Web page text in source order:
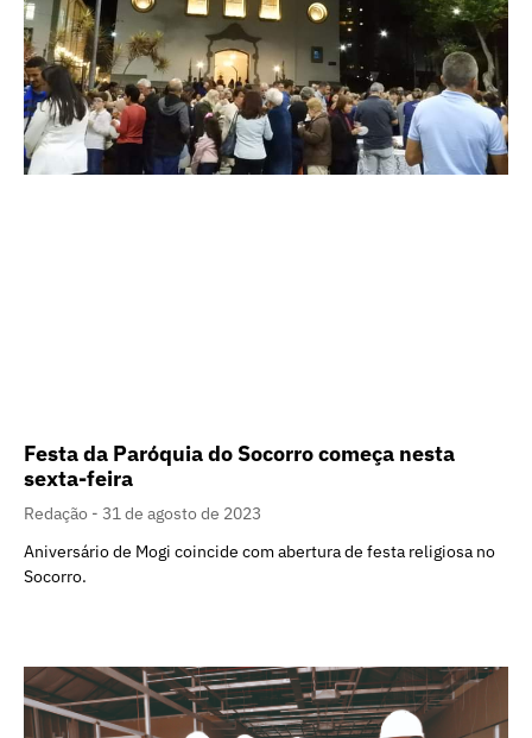
Festa da Paróquia do Socorro começa nesta
sexta-feira
Redação
31 de agosto de 2023
Aniversário de Mogi coincide com abertura de festa religiosa no
Socorro.